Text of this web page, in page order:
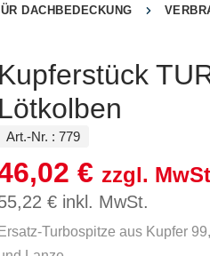
DACHBEDECKUNG
Kupferstück
Lötkolben
Art.-Nr. : 779
€ zzgl.
€ inkl. MwSt.
Ersatz-Turbospitze aus Kupfer